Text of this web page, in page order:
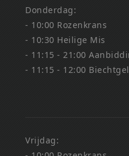
Donderdag:
- 10:00 Rozenkrans
- 10:30 Heilige Mis
- 11:15 - 21:00
- 11:15 - 12:00
Vrijdag: